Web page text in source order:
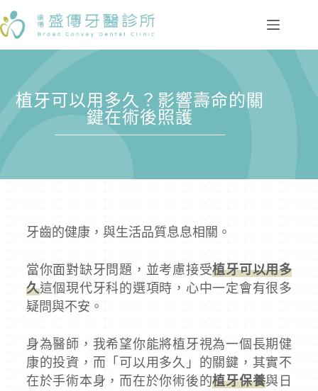
植牙可以用多久？影響壽命的關
鍵在術後照護
牙齒的健康，與生活品質息息相關。
當你面對缺牙問題，並考慮接受植牙可以用多
久這個現代牙科的選項時，心中一定會有很多
疑問與不安。
身為醫師，我希望你能將植牙視為一個長期健
康的投資，而「可以用多久」的關鍵，其實不
在於手術本身，而在於你術後的植牙保養與日